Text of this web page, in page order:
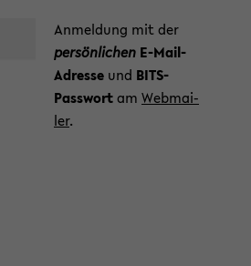
An­mel­dung mit der
per­sön­li­chen E-​Mail-
Adresseund BITS-
Pass­wortam Web­mai­
ler.